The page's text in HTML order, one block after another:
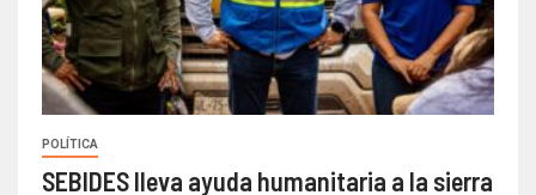
POLÍTICA
SEBIDES lleva ayuda humanitaria a la sierra